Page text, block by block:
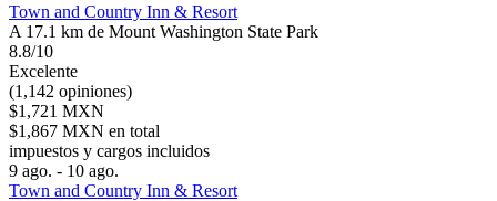
Town and Country Inn & Resort
A 17.1 km de Mount Washington State Park
8.8/10
Excelente
(1,142 opiniones)
$1,721 MXN
$1,867 MXN en total
impuestos y cargos incluidos
9 ago. - 10 ago.
Town and Country Inn & Resort